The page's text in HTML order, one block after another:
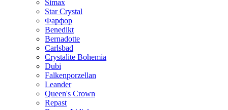
Simax
Star Crystal
Фарфор
Benedikt
Bernadotte
Carlsbad
Crystalite Bohemia
Dubi
Falkenporzellan
Leander
Queen's Crown
Repast